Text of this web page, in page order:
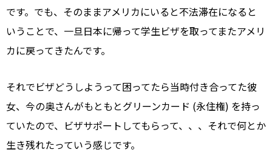
です。でも、そのままアメリカにいると不法滞在になると
いうことで、一旦日本に帰って学生ビザを取ってまたアメリ
カに戻ってきたんです。
それでビザどうしようって困ってたら当時付き合ってた彼
女、今の奥さんがもともとグリーンカード (永住権) を持っ
ていたので、ビザサポートしてもらって、、、それで何とか
生き残れたっていう感じです。